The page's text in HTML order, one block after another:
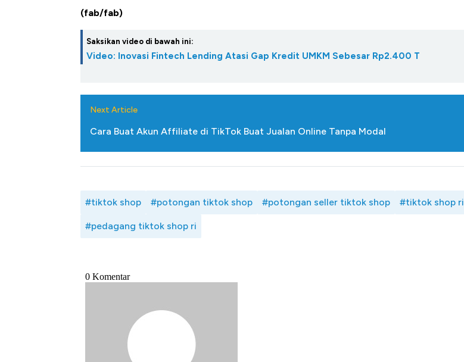
(fab/fab)
Saksikan video di bawah ini:
Video: Inovasi Fintech Lending Atasi Gap Kredit UMKM Sebesar Rp2.400 T
Next Article
Cara Buat Akun Affiliate di TikTok Buat Jualan Online Tanpa Modal
#tiktok shop #potongan tiktok shop #potongan seller tiktok shop #tiktok shop ri
#pedagang tiktok shop ri